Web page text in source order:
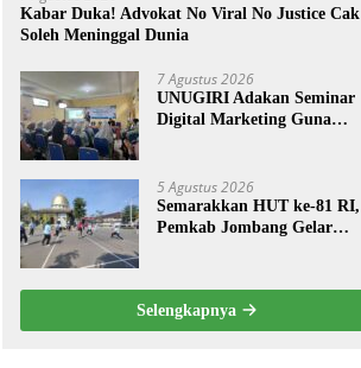
Kabar Duka! Advokat No Viral No Justice Cak
Soleh Meninggal Dunia
7 Agustus 2026
UNUGIRI Adakan Seminar
Digital Marketing Guna
Desa Prangi
5 Agustus 2026
Semarakkan HUT ke-81 RI,
Pemkab Jombang Gelar
Selengkapnya